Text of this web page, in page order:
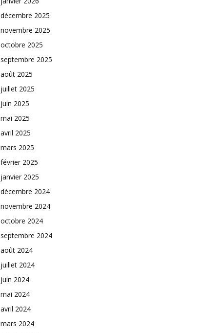
décembre 2025
novembre 2025
octobre 2025
septembre 2025
août 2025
juillet 2025
juin 2025
mai 2025
avril 2025
mars 2025
février 2025
janvier 2025
décembre 2024
novembre 2024
octobre 2024
septembre 2024
août 2024
juillet 2024
juin 2024
mai 2024
avril 2024
mars 2024